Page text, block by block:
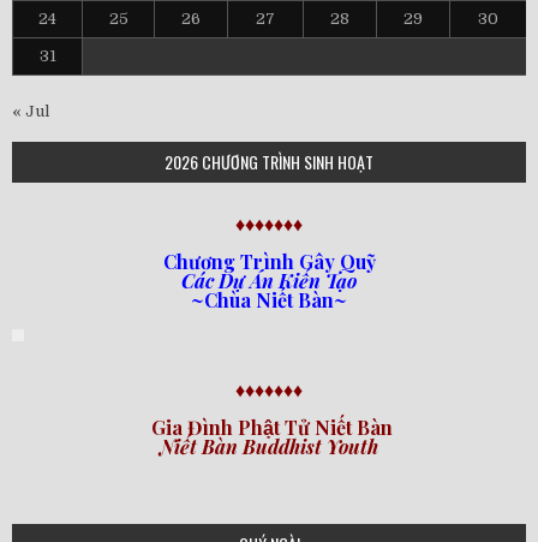
24 25 26 27 28 29 30
31
« Jul
2026 CHƯƠNG TRÌNH SINH HOẠT
♦♦♦♦♦♦♦
Chương Trình Gây Quỹ
Các Dự Án Kiến Tạo
~Chùa Niết Bàn~
♦♦♦♦♦♦♦
Gia Đình Phật Tử Niết Bàn
Niết Bàn Buddhist Youth